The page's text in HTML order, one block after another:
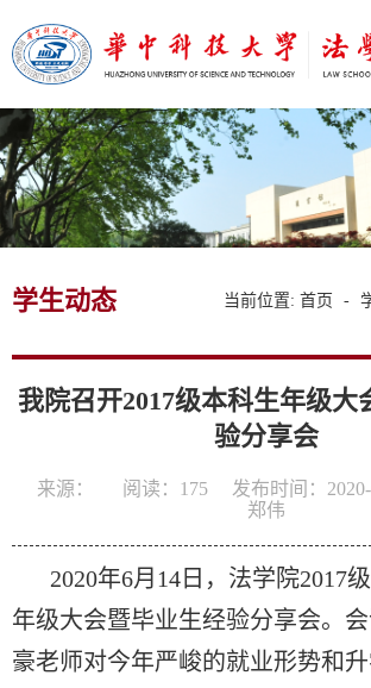
学生动态 当前位置: 首页 -
我院召开2017级本科生年级大
验分享会
来源： 阅读： 175 发布时间：
郑伟
2020年6月14日，法学院2017
年级大会暨毕业生经验分享会。
豪老师对今年严峻的就业形势和